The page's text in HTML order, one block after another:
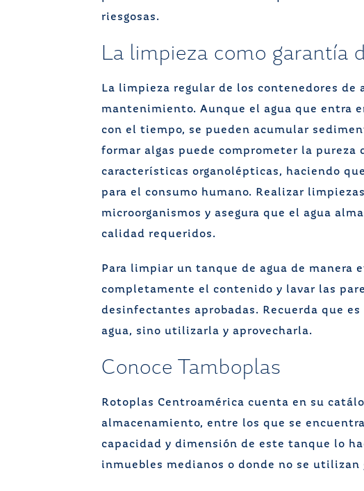
riesgosas.
La limpieza como garantía
La limpieza regular de los contenedores de
mantenimiento. Aunque el agua que entra
con el tiempo, se pueden acumular
formar algas puede comprometer la pureza
características organolépticas, haciendo
para el consumo humano. Realizar
microorganismos y asegura que el agua
calidad requeridos.
Para limpiar un tanque de agua de manera
completamente el contenido y lavar las
desinfectantes aprobadas. Recuerda que
agua, sino utilizarla y aprovecharla.
Conoce Tamboplas
Rotoplas Centroamérica cuenta en su
almacenamiento, entre los que se encuentra
capacidad y dimensión de este tanque lo
inmuebles medianos o donde no se utilizan